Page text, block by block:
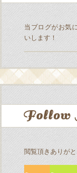
当ブログがお気
いします！
Follow
閲覧頂きありが